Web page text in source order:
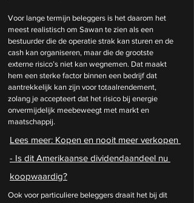
Voor lange termijn beleggers is het daarom het
meest realistisch om Sawan te zien als een
bestuurder die de operatie strak kan sturen en de
cash kan organiseren, maar die de grootste
externe risico’s niet kan wegnemen. Dat maakt
hem een sterke factor binnen een bedrijf dat
aantrekkelijk kan zijn voor totaalrendement,
zolang je accepteert dat het risico bij energie
onvermijdelijk meebeweegt met markt en
maatschappij.
Lees meer: Kopen en nooit meer verkopen
- Is dit Amerikaanse dividendaandeel nu
koopwaardig?
Ook voor particuliere beleggers draait het bij dit